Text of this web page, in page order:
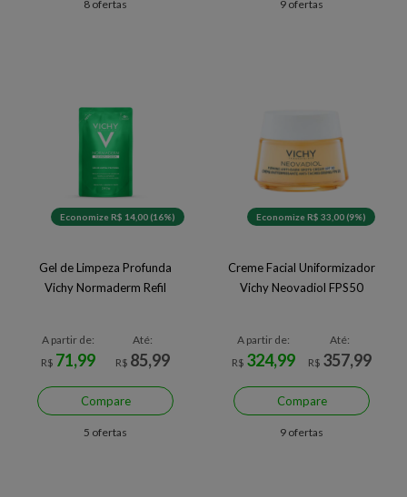
8 ofertas 9 ofertas
Economize R$ 14,00 (16%)
Gel de Limpeza Profunda
Vichy Normaderm Refil
A partir de:
R$ 71,99
Até:
R$ 85,99
Compare
5 ofertas
Economize R$ 33,00 (9%)
Creme Facial Uniformizador
Vichy Neovadiol FPS50
A partir de:
R$ 324,99
Até:
R$ 357,99
Compare
9 ofertas